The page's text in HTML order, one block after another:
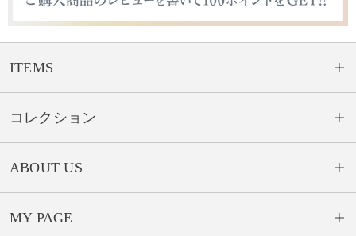
ITEMS
コレクション
ABOUT US
MY PAGE